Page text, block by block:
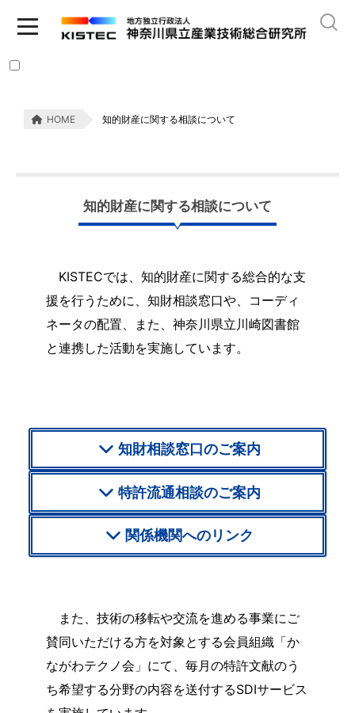
HOME 知的財産に関する相談について
知的財産に関する相談について
KISTECでは、知的財産に関する総合的な支
援を行うために、知財相談窓口や、コーディ
ネータの配置、また、神奈川県立川崎図書館
と連携した活動を実施しています。
知財相談窓口のご案内
特許流通相談のご案内
関係機関へのリンク
また、技術の移転や交流を進める事業にご
賛同いただける方を対象とする会員組織「か
ながわテクノ会」にて、毎月の特許文献のう
ち希望する分野の内容を送付するSDIサービス